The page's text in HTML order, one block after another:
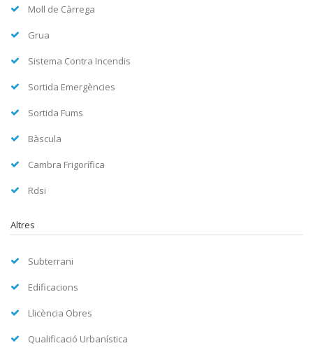
Moll de Càrrega
Grua
Sistema Contra Incendis
Sortida Emergències
Sortida Fums
Bàscula
Cambra Frigorífica
Rdsi
Altres
Subterrani
Edificacions
Llicència Obres
Qualificació Urbanística